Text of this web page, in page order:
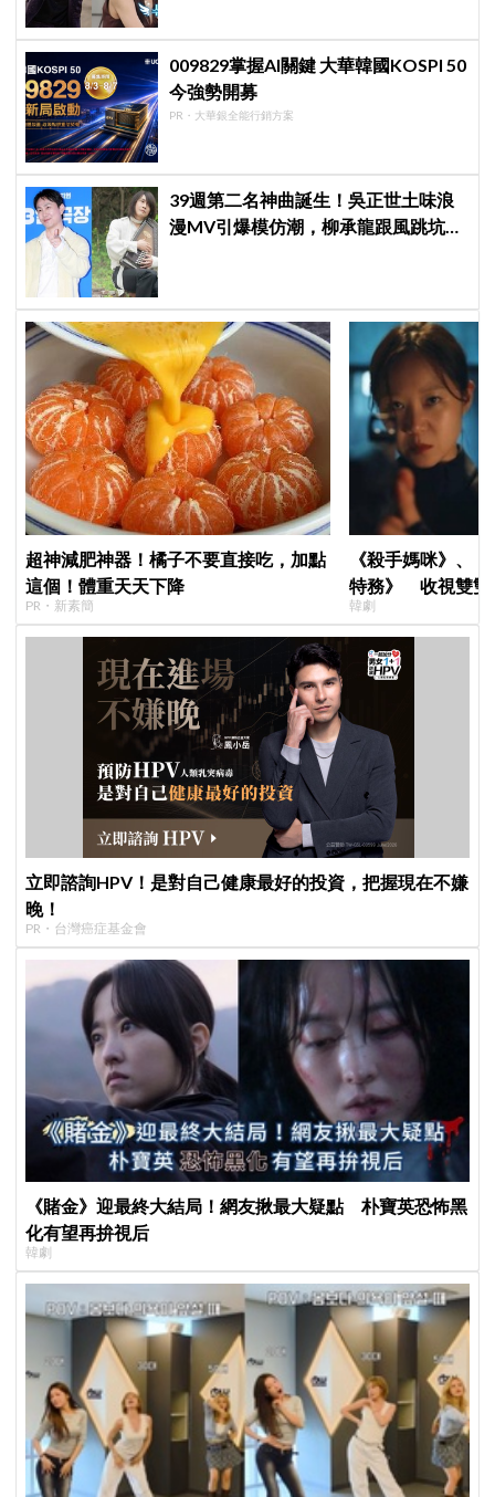
009829掌握AI關鍵 大華韓國KOSPI 50
今強勢開募
PR・大華銀全能行銷方案
39週第二名神曲誕生！吳正世土味浪
漫MV引爆模仿潮，柳承龍跟風跳坑：
超神減肥神器！橘子不要直接吃，加點
這個！體重天天下降
PR・新素簡
《殺手媽咪》、
特務》 收視雙雙
高！
韓劇
立即諮詢HPV！是對自己健康最好的投資，把握現在不嫌
晚！
PR・台灣癌症基金會
《賭金》迎最終大結局！網友揪最大疑點 朴寶英恐怖黑
化有望再拚視后
韓劇